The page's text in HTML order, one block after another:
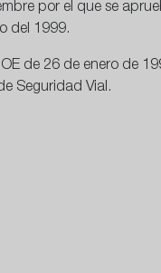
por el que se
del 1999.
de 26 de enero de
Seguridad Vial.